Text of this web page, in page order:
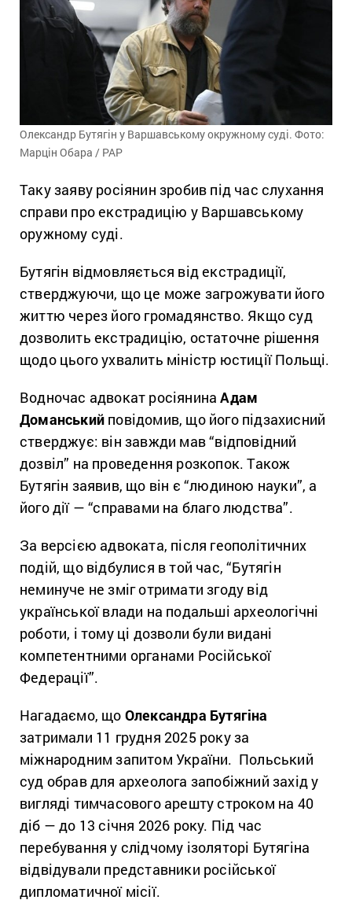
Олександр Бутягін у Варшавському окружному суді. Фото:
Марцін Обара / PAP
Таку заяву росіянин зробив під час слухання
справи про екстрадицію у Варшавському
оружному суді.
Бутягін відмовляється від екстрадиції,
стверджуючи, що це може загрожувати його
життю через його громадянство. Якщо суд
дозволить екстрадицію, остаточне рішення
щодо цього ухвалить міністр юстиції Польщі.
Водночас адвокат росіянинаАдам
Доманський повідомив, що його підзахисний
стверджує: він завжди мав “відповідний
дозвіл” на проведення розкопок. Також
Бутягін заявив, що він є “людиною науки”, а
його дії — “справами на благо людства”.
За версією адвоката, після геополітичних
подій, що відбулися в той час, “Бутягін
неминуче не зміг отримати згоду від
української влади на подальші археологічні
роботи, і тому ці дозволи були видані
компетентними органами Російської
Федерації”.
Нагадаємо, що Олександра Бутягіна
затримали 11 грудня 2025 року за
міжнародним запитом України. Польський
суд обрав для археолога запобіжний захід у
вигляді тимчасового арешту строком на 40
діб — до 13 січня 2026 року. Під час
перебування у слідчому ізоляторі Бутягіна
відвідували представники російської
дипломатичної місії.